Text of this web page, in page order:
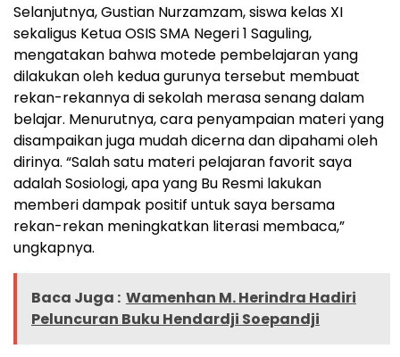
Selanjutnya, Gustian Nurzamzam, siswa kelas XI
sekaligus Ketua OSIS SMA Negeri 1 Saguling,
mengatakan bahwa motede pembelajaran yang
dilakukan oleh kedua gurunya tersebut membuat
rekan-rekannya di sekolah merasa senang dalam
belajar. Menurutnya, cara penyampaian materi yang
disampaikan juga mudah dicerna dan dipahami oleh
dirinya. “Salah satu materi pelajaran favorit saya
adalah Sosiologi, apa yang Bu Resmi lakukan
memberi dampak positif untuk saya bersama
rekan-rekan meningkatkan literasi membaca,”
ungkapnya.
Baca Juga : Wamenhan M. Herindra Hadiri
Peluncuran Buku Hendardji Soepandji